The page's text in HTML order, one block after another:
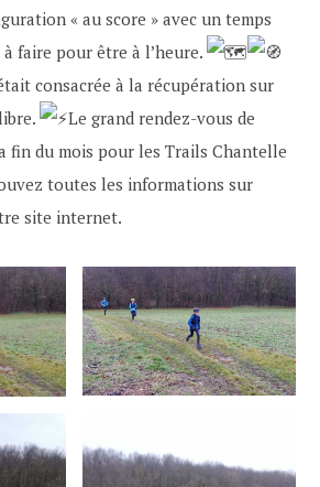
« au score » avec un temps
faire pour être à l’heure.
consacrée à la récupération sur
Le grand rendez-vous de
fin du mois pour les Trails Chantelle
toutes les informations sur
site internet.